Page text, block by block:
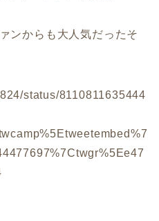
ンからも大人気だったそ
status/8110811635444